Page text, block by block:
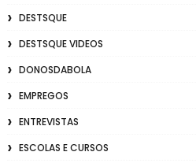
DESTSQUE
DESTSQUE VIDEOS
DONOSDABOLA
EMPREGOS
ENTREVISTAS
ESCOLAS E CURSOS